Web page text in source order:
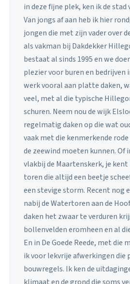
in deze fijne plek, ken ik de
Van jongs af aan heb ik hier
jongen die met zijn vader over
als vakman bij Dakdekker
bestaat al sinds 1995 en we
plezier voor buren en bedrijven
werk vooral aan platte daken,
veel, met al die typische
schuren. Neem nou de wijk
regelmatig daken op die wat
vaak met die kenmerkende
de zeewind moeten kunnen. Of
vlakbij de Maartenskerk, je kent
toren die altijd een beetje
een stevige storm. Recent nog
nabij de Watertoren aan de
daken het zwaar te verduren
bollenvelden eromheen en al
En in De Goede Reede, met die
ik voor lekvrije afwerkingen die
bouwregels. Ik ken de